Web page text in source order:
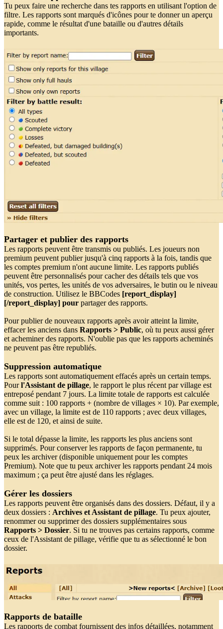
Tu peux faire une recherche dans tes rapports en utilisant l'option de
filtre. Les rapports sont marqués d'icônes pour te donner un aperçu
rapide, comme le résultat d'une bataille ou d'autres détails
importants.
Partager et publier des rapports
Les rapports peuvent être transmis ou publiés. Les joueurs non
premium peuvent publier jusqu'à cinq rapports à la fois, tandis que
les comptes premium n'ont aucune limite. Les rapports publiés
peuvent être personnalisés pour cacher des détails tels que vos
unités, vos pertes, les unités de vos adversaires, le butin ou le niveau
de construction. Utilisez le BBCodes [report_display]
[/report_display] pour partager des rapports.
Pour publier de nouveaux rapports après avoir atteint la limite,
effacer les anciens dans Rapports > Public, où tu peux aussi gérer
et acheminer des rapports. N'oublie pas que les rapports acheminés
ne peuvent pas être republiés.
Suppression automatique
Les rapports sont automatiquement effacés après un certain temps.
Pourl'Assistant de pillage, le rapport le plus récent par village est
entreposé pendant 7 jours. La limite totale de rapports est calculée
comme suit : 100 rapports + (nombre de villages × 10). Par exemple,
avec un village, la limite est de 110 rapports ; avec deux villages,
elle est de 120, et ainsi de suite.
Si le total dépasse la limite, les rapports les plus anciens sont
supprimés. Pour conserver les rapports de façon permanente, tu
peux les archiver (disponible uniquement pour les comptes
Premium). Note que tu peux archiver les rapports pendant 24 mois
maximum ; ça peut être ajusté dans les réglages.
Gérer les dossiers
Les rapports peuvent être organisés dans des dossiers. Défaut, il y a
deux dossiers : Archives et Assistant de pillage. Tu peux ajouter,
renommer ou supprimer des dossiers supplémentaires sous
Rapports > Dossier. Si tu ne trouves pas certains rapports, comme
ceux de l'Assistant de pillage, vérifie que tu as sélectionné le bon
dossier.
Rapports de bataille
Les rapports de combat fournissent des infos détaillées, notamment